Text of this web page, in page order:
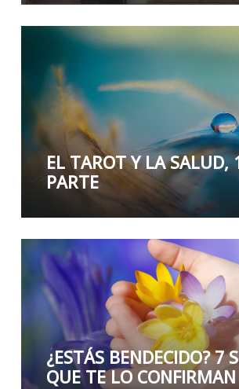
EL TAROT Y LA SALUD,
PARTE
¿ESTÁS BENDECIDO? 7
QUE TE LO CONFIRMAN